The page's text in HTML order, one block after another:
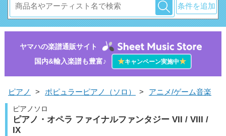
条件を追加
ヤマハの楽譜通販サイト
国内&輸入楽譜も豊富♪
★キャンペーン実施中★
ピアノ > ポピュラーピアノ（ソロ） > アニメ/ゲーム音楽
ピアノソロ
ピアノ・オペラ ファイナルファンタジー VII / VIII /
IX